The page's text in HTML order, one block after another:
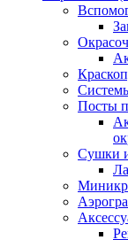
Посты
Сушки